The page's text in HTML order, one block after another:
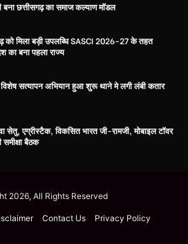
छत्तीसगढ़ का समाज कल्याण मॉडल
को मिला बड़ी उपलब्धि SASCI 2026-27 के तहत
का बना पहला राज्य
विशेष सत्यापन अभियान हुआ शुरू थाने मे लगी लंबी कतार
सेतु, एग्रीस्टैक, विकसित भारत जी-रामजी, मोबाइल टॉवर
बैठक
2026, All Rights Reserved
Contact Us Privacy Policy